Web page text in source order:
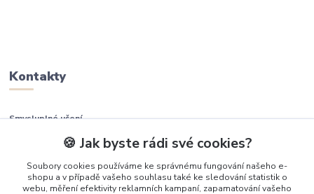
Kontakty
Smysluplné učení
+420 737 937 936
info@smysluplneuceni.cz
🍪 Jak byste rádi své cookies?
Soubory cookies používáme ke správnému fungování našeho e-
shopu a v případě vašeho souhlasu také ke sledování statistik o
webu, měření efektivity reklamních kampaní, zapamatování vašeho